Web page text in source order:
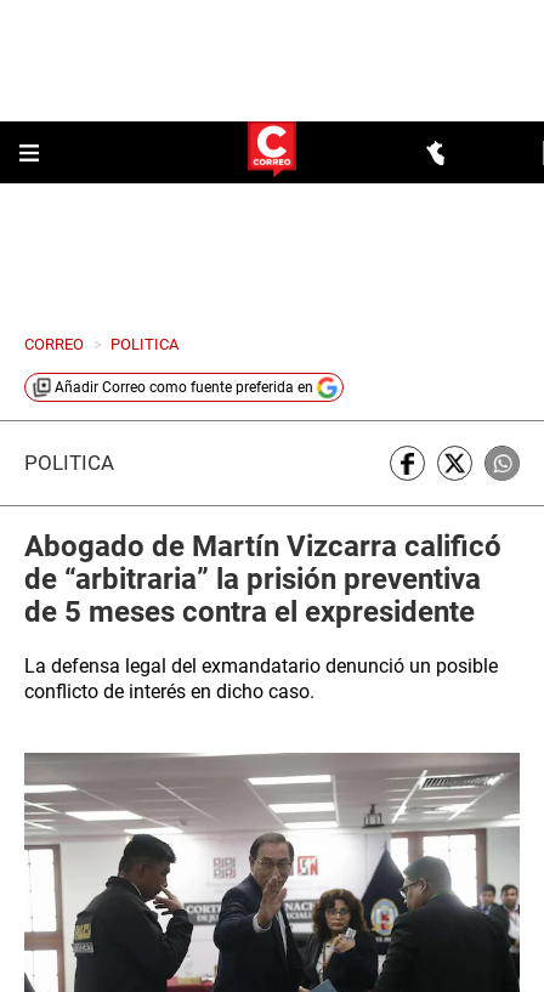
CORREO > POLITICA
Añadir Correo como fuente preferida en
POLÍTICA
Abogado de Martín Vizcarra calificó
de “arbitraria” la prisión preventiva
de 5 meses contra el expresidente
La defensa legal del exmandatario denunció un posible
conflicto de interés en dicho caso.